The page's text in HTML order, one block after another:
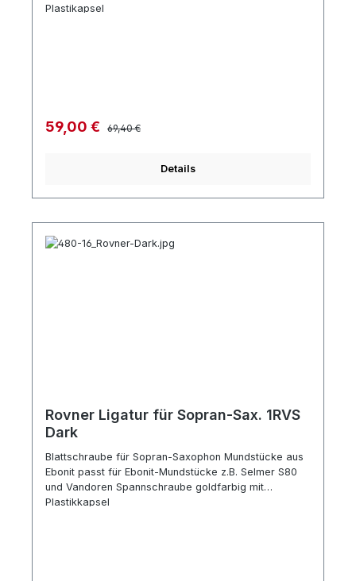
Plastikapsel
Verkaufspreis:
59,00 € Regulärer Preis:
69,40 €
Details
Rovner Ligatur für Sopran-Sax. 1RVS
Dark
Blattschraube für Sopran-Saxophon Mundstücke aus
Ebonit passt für Ebonit-Mundstücke z.B. Selmer S80
und Vandoren Spannschraube goldfarbig mit